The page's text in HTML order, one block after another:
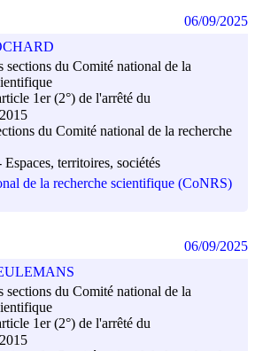
sections du Comité national de la
1er (2°) de l'arrêté du
du Comité national de la recherche
territoires, sociétés
de la recherche scientifique (CoNRS)
06/09/2025
sections du Comité national de la
1er (2°) de l'arrêté du
06/09/2025